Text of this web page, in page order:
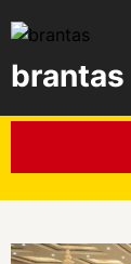
brantas